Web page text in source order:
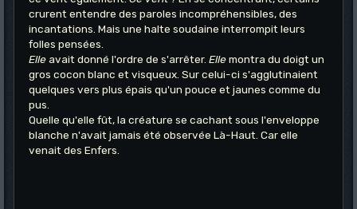
crurent entendre des paroles incompréhensibles, des
incantations. Mais une halte soudaine interrompit leurs
folles pensées.
Elleavait donné l'ordre de s'arrêter. Ellemontra du doigt un
gros cocon blanc et visqueux. Sur celui-ci s'agglutinaient
quelques vers plus épais qu'un pouce et jaunes comme du
pus.
Quelle qu'elle fût, la créature se cachant sous l'enveloppe
blanche n'avait jamais été observée Là-Haut. Car elle
venait des Enfers.